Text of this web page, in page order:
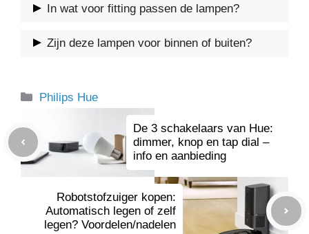
In wat voor fitting passen de lampen?
Hue Lightguide lampen zijn ontworpen voor een
normalelamp.
Zijn deze lampen voor binnen of buiten?
deze serie goed passen boven een tafel.
Categorieën
Philips Hue
De 3 schakelaars van Hue:
dimmer, knop en tap dial –
info en aanbieding
Robotstofzuiger kopen:
Automatisch legen of zelf
legen? Voordelen/nadelen